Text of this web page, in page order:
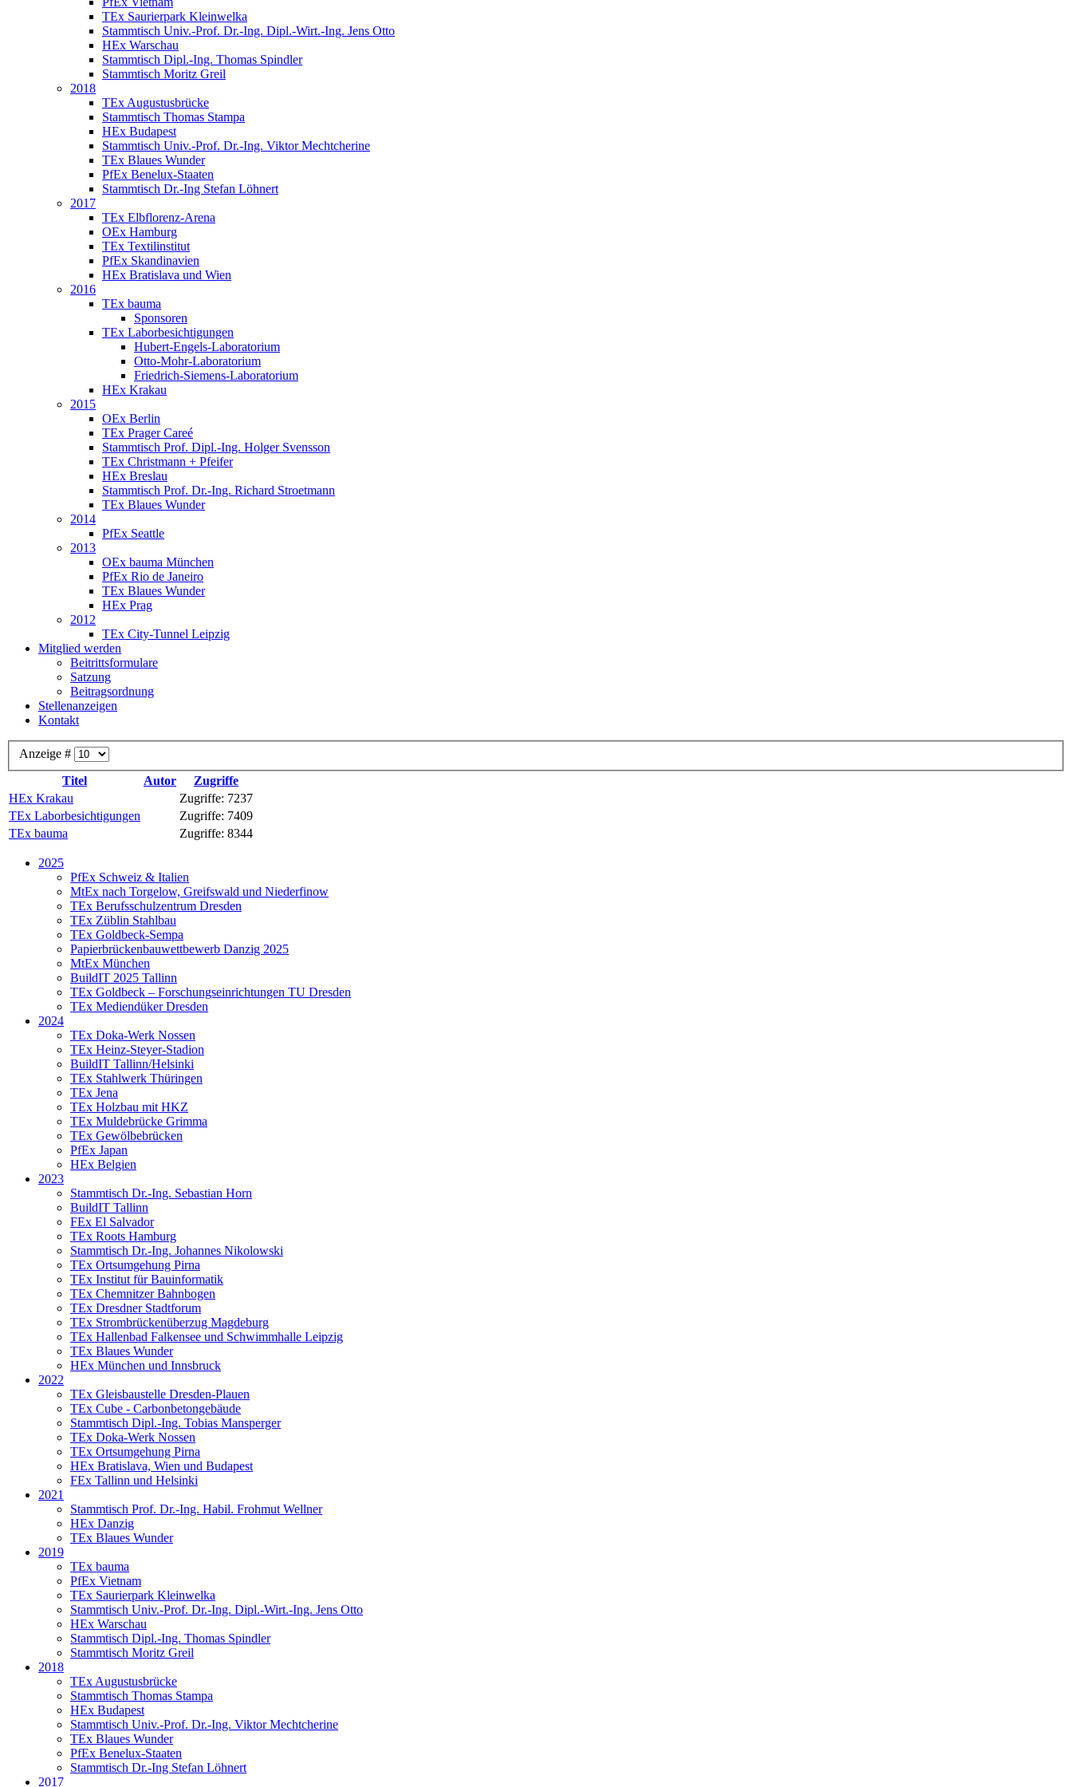
TEx Saurierpark Kleinwelka
Stammtisch Univ.-Prof. Dr.-Ing. Dipl.-Wirt.-Ing. Jens Otto
HEx Warschau
Stammtisch Dipl.-Ing. Thomas Spindler
Stammtisch Moritz Greil
2018
TEx Augustusbrücke
Stammtisch Thomas Stampa
HEx Budapest
Stammtisch Univ.-Prof. Dr.-Ing. Viktor Mechtcherine
TEx Blaues Wunder
PfEx Benelux-Staaten
Stammtisch Dr.-Ing Stefan Löhnert
2017
TEx Elbflorenz-Arena
OEx Hamburg
TEx Textilinstitut
PfEx Skandinavien
HEx Bratislava und Wien
2016
TEx bauma
Sponsoren
TEx Laborbesichtigungen
Hubert-Engels-Laboratorium
Otto-Mohr-Laboratorium
Friedrich-Siemens-Laboratorium
HEx Krakau
2015
OEx Berlin
TEx Prager Careé
Stammtisch Prof. Dipl.-Ing. Holger Svensson
TEx Christmann + Pfeifer
HEx Breslau
Stammtisch Prof. Dr.-Ing. Richard Stroetmann
TEx Blaues Wunder
2014
PfEx Seattle
2013
OEx bauma München
PfEx Rio de Janeiro
TEx Blaues Wunder
HEx Prag
2012
TEx City-Tunnel Leipzig
Mitglied werden
Beitrittsformulare
Satzung
Beitragsordnung
Stellenanzeigen
Kontakt
Anzeige #
Titel
Autor
Zugriffe
HEx Krakau
Zugriffe: 7237
TEx Laborbesichtigungen
Zugriffe: 7409
TEx bauma
Zugriffe: 8344
2025
PfEx Schweiz & Italien
MtEx nach Torgelow, Greifswald und Niederfinow
TEx Berufsschulzentrum Dresden
TEx Züblin Stahlbau
TEx Goldbeck-Sempa
Papierbrückenbauwettbewerb Danzig 2025
MtEx München
BuildIT 2025 Tallinn
TEx Goldbeck – Forschungseinrichtungen TU Dresden
TEx Mediendüker Dresden
2024
TEx Doka-Werk Nossen
TEx Heinz-Steyer-Stadion
BuildIT Tallinn/Helsinki
TEx Stahlwerk Thüringen
TEx Jena
TEx Holzbau mit HKZ
TEx Muldebrücke Grimma
TEx Gewölbebrücken
PfEx Japan
HEx Belgien
2023
Stammtisch Dr.-Ing. Sebastian Horn
BuildIT Tallinn
FEx El Salvador
TEx Roots Hamburg
Stammtisch Dr.-Ing. Johannes Nikolowski
TEx Ortsumgehung Pirna
TEx Institut für Bauinformatik
TEx Chemnitzer Bahnbogen
TEx Dresdner Stadtforum
TEx Strombrückenüberzug Magdeburg
TEx Hallenbad Falkensee und Schwimmhalle Leipzig
TEx Blaues Wunder
HEx München und Innsbruck
2022
TEx Gleisbaustelle Dresden-Plauen
TEx Cube - Carbonbetongebäude
Stammtisch Dipl.-Ing. Tobias Mansperger
TEx Doka-Werk Nossen
TEx Ortsumgehung Pirna
HEx Bratislava, Wien und Budapest
FEx Tallinn und Helsinki
2021
Stammtisch Prof. Dr.-Ing. Habil. Frohmut Wellner
HEx Danzig
TEx Blaues Wunder
2019
TEx bauma
PfEx Vietnam
TEx Saurierpark Kleinwelka
Stammtisch Univ.-Prof. Dr.-Ing. Dipl.-Wirt.-Ing. Jens Otto
HEx Warschau
Stammtisch Dipl.-Ing. Thomas Spindler
Stammtisch Moritz Greil
2018
TEx Augustusbrücke
Stammtisch Thomas Stampa
HEx Budapest
Stammtisch Univ.-Prof. Dr.-Ing. Viktor Mechtcherine
TEx Blaues Wunder
PfEx Benelux-Staaten
Stammtisch Dr.-Ing Stefan Löhnert
2017